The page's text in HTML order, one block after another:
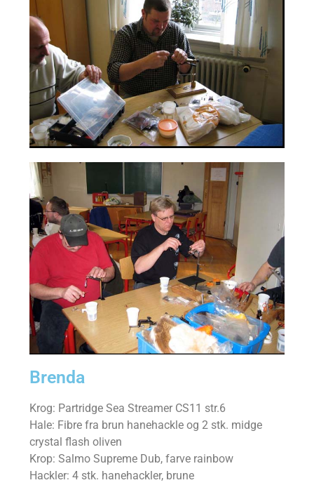
Brenda
Krog: Partridge Sea Streamer CS11 str.6
Hale: Fibre fra brun hanehackle og 2 stk. midge
crystal flash oliven
Krop: Salmo Supreme Dub, farve rainbow
Hackler: 4 stk. hanehackler, brune